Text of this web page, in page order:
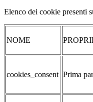
Elenco dei cookie presenti
NOME
cookies_consent Prima